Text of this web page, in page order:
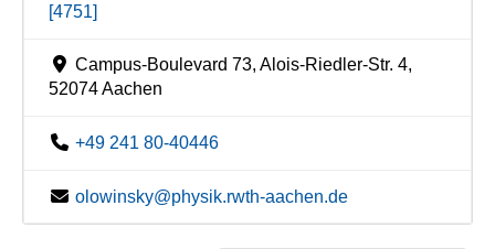
[4751]
Campus-Boulevard 73, Alois-Riedler-Str. 4,
52074 Aachen
+49 241 80-40446
olowinsky@physik.rwth-aachen.de